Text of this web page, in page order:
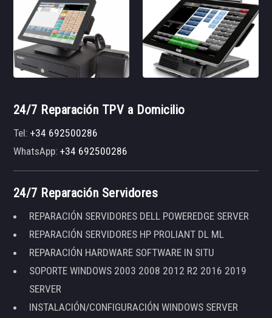
24/7 Reparación TPV a Domicilio
Tel:+34 692500286
WhatsApp:+34 692500286
24/7 Reparación Servidores
REPARACIÓN SERVIDORES DELL POWEREDGE SERVER
REPARACIÓN SERVIDORES HP PROLIANT DL ML
REPARACIÓN HARDWARE SOFTWARE IN SITU
SOPORTE WINDOWS 2003 2008 2012 R2 2016 2019
SERVER
INSTALACIÓN/CONFIGURACIÓN WINDOWS SERVER